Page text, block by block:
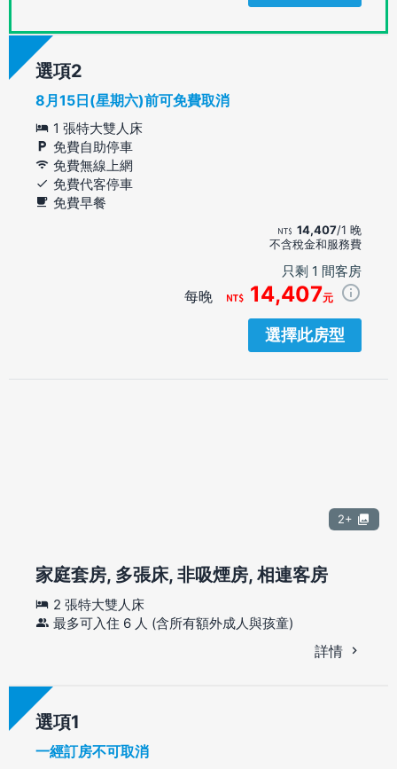
選項
8月15日(星期六)前可免費取消
1 張特大雙人床
免費自助停車
免費無線上網
免費代客停車
免費早餐
14,407/1 晚
不含稅金和服務費
只剩 1 間客房
每晚 14,407元
選擇此房型
2+
家庭套房, 多張床, 非吸煙房, 相連客房
2 張特大雙人床
最多可入住 6 人 (含所有額外成人與孩童)
詳情
選項
一經訂房不可取消